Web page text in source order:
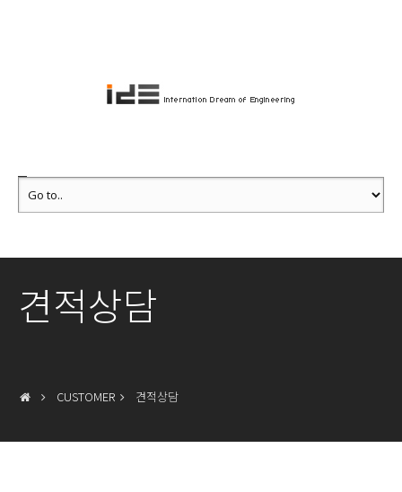
견적상담
CUSTOMER 견적상담